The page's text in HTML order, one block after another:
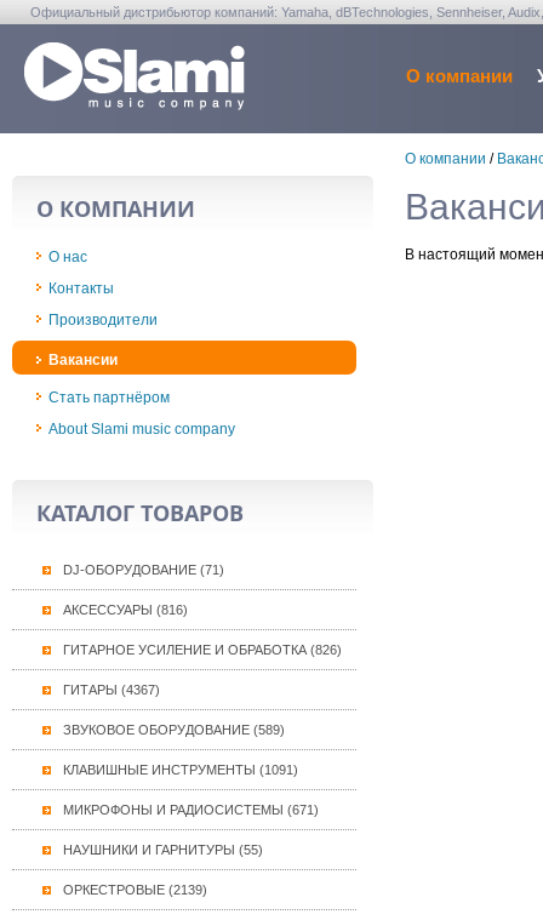
Официальный дистрибьютор компаний: Yamaha, dBTechnologies, Sennheiser,
О компании
О КОМПАНИИ
О нас
Контакты
Производители
Вакансии
Стать партнёром
About Slami music company
КАТАЛОГ ТОВАРОВ
DJ-ОБОРУДОВАНИЕ (71)
АКСЕССУАРЫ (816)
ГИТАРНОЕ УСИЛЕНИЕ И ОБРАБОТКА (826)
ГИТАРЫ (4367)
ЗВУКОВОЕ ОБОРУДОВАНИЕ (589)
КЛАВИШНЫЕ ИНСТРУМЕНТЫ (1091)
МИКРОФОНЫ И РАДИОСИСТЕМЫ (671)
НАУШНИКИ И ГАРНИТУРЫ (55)
ОРКЕСТРОВЫЕ (2139)
О компании /
В настоящий